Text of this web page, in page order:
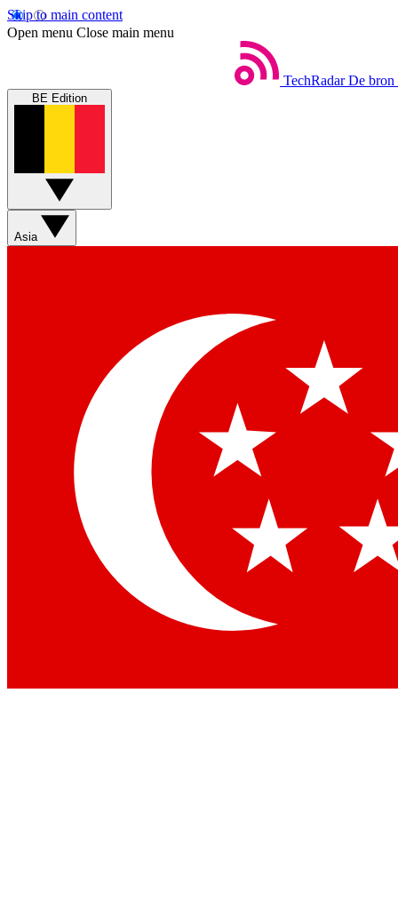
Skip to main content
Open menu Close main menu
TechRadar De bron
BE Edition
Asia